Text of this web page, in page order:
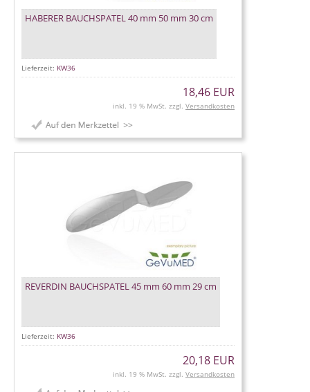
HABERER BAUCHSPATEL 40 mm 50 mm 30 cm
Lieferzeit: KW36
18,46 EUR
inkl. 19 % MwSt. zzgl. Versandkosten
REVERDIN BAUCHSPATEL 45 mm 60 mm 29 cm
Lieferzeit: KW36
20,18 EUR
inkl. 19 % MwSt. zzgl. Versandkosten